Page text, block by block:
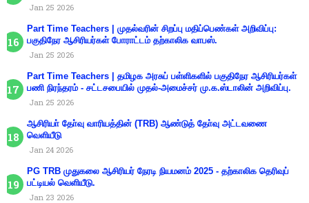
Jan 25 2026
Part Time Teachers | முதல்வரின் சிறப்பு மதிப்பெண்கள் அறிவிப்பு:
பகுதிநேர ஆசிரியர்கள் போராட்டம் தற்காலிக வாபஸ்.
Jan 25 2026
Part Time Teachers | தமிழக அரசுப் பள்ளிகளில் பகுதிநேர ஆசிரியர்கள்
பணி நிரந்தரம் - சட்டசபையில் முதல்-அமைச்சர் மு.க.ஸ்டாலின் அறிவிப்பு.
Jan 25 2026
ஆசிரியா் தோ்வு வாரியத்தின் (TRB) ஆண்டுத் தோ்வு அட்டவணை
வெளியீடு
Jan 24 2026
PG TRB முதுகலை ஆசிரியர் நேரடி நியமனம் 2025 - தற்காலிக தெரிவுப்
பட்டியல் வெளியீடு.
Jan 23 2026